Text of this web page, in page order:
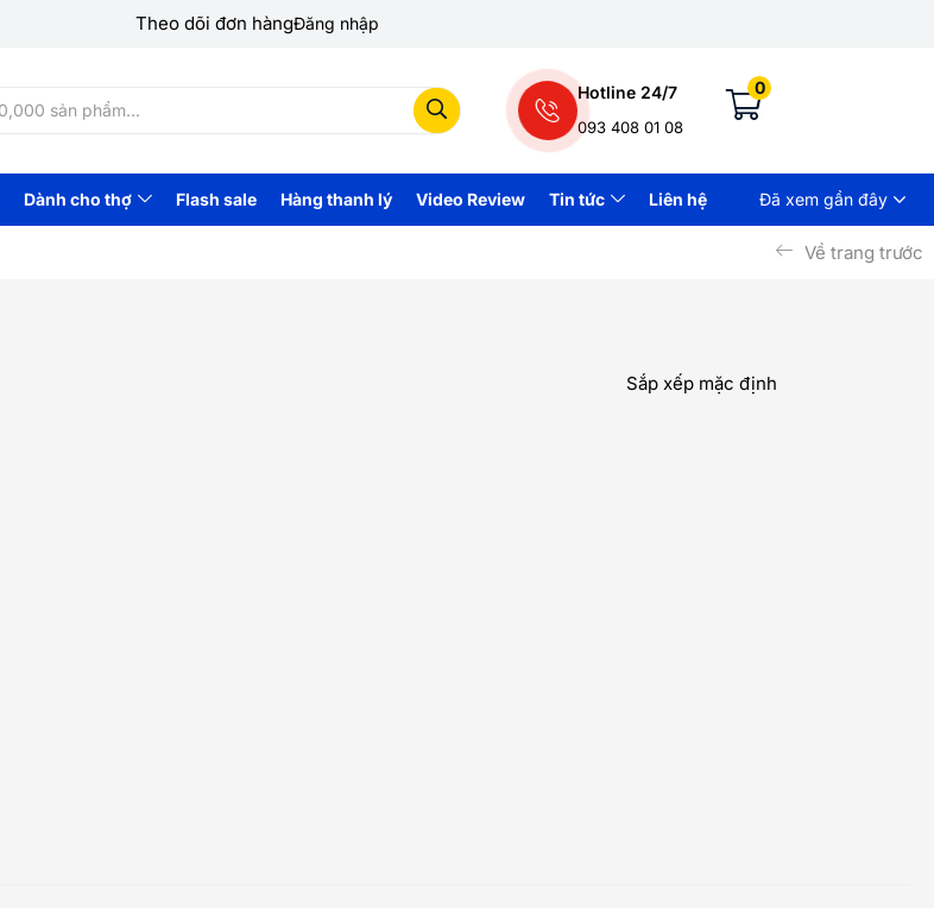
Theo dõi đơn hàngĐăng nhập
Hotline 24/7
093 408 01 08
0
Dành cho thợ Flash sale Hàng thanh lý Video Review Tin tức Liên hệ Đã xem gần đây
Về trang trước